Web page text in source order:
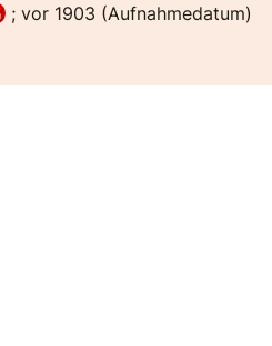
; vor 1903 (Aufnahmedatum)